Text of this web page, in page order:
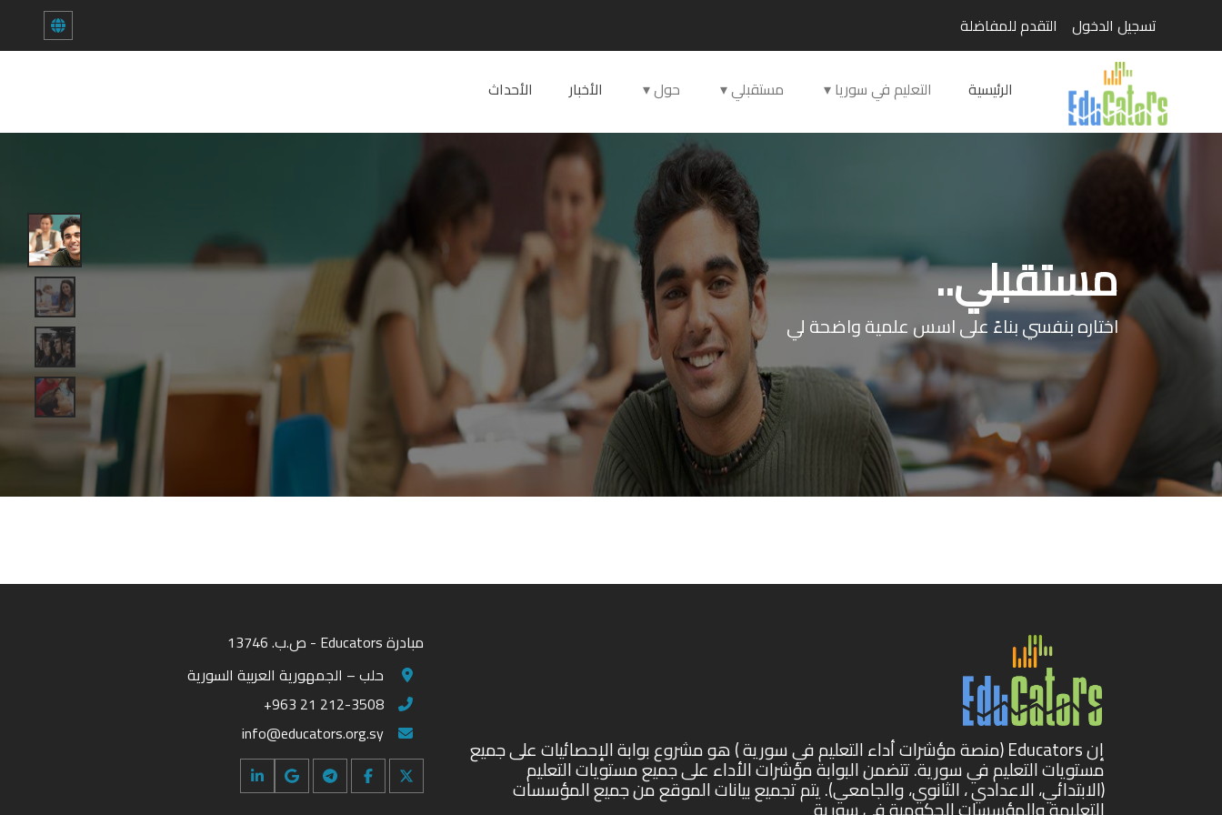
تسجيل الدخول التقدم للمفاضلة
الرئيسية التعليم في سوريا مستقبلي حول الأخبار الأحداث
مستقبلي..
اختاره بنفسي بناءً على اسس علمية واضحة لي
إن Educators (منصة مؤشرات أداء التعليم في سورية ) هو مشروع بوابة الإحصائيات على جميع
مستويات التعليم في سورية. تتضمن البوابة مؤشرات الأداء على جميع مستويات التعليم
(الابتدائي، الاعدادي ، الثانوي، والجامعي). يتم تجميع بيانات الموقع من جميع المؤسسات
مبادرة Educators - ص.ب. 13746
حلب – الجمهورية العربية السورية
+963 21 212-3508
info@educators.org.sy